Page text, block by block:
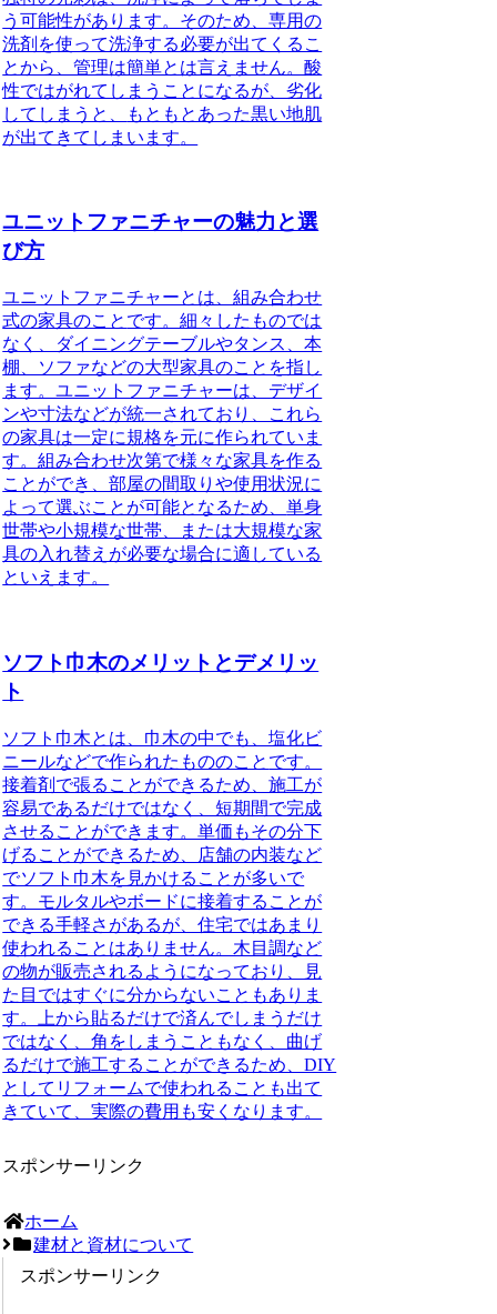
う可能性があります。そのため、専用の
洗剤を使って洗浄する必要が出てくるこ
とから、管理は簡単とは言えません。酸
性ではがれてしまうことになるが、劣化
してしまうと、
もともとあった黒い地肌
が出てきてしまいます。
ユニットファニチャーの魅力と選
び方
ユニットファニチャーとは、組み合わせ
式の家具のこと です。細々したものでは
なく、ダイニングテーブルやタンス、本
棚、ソファなどの大型家具のことを指し
ます。ユニットファニチャーは、デザイ
ンや寸法などが統一されており、これら
の家具は一定に規格を元に作られていま
す。組み合わせ次第で様々な家具を作る
ことができ、部屋の間取りや使用状況に
よって選ぶことが可能となるため、単身
世帯や小規模な世帯、または大規模な家
具の入れ替えが必要な場合に適している
といえます。
ソフト巾木のメリットとデメリッ
ト
ソフト巾木とは、巾木の中でも、塩化ビ
ニールなどで作られたもののこと です。
接着剤で張ることができるため、施工が
容易であるだけではなく、短期間で完成
させることができます。単価もその分下
げることができるため、店舗の内装など
でソフト巾木を見かけることが多いで
す。モルタルやボードに接着することが
できる手軽さがあるが、住宅ではあまり
使われることはありません。木目調など
の物が販売されるようになっており、見
た目ではすぐに分からないこともありま
す。上から貼るだけで済んでしまうだけ
ではなく、角をしまうこともなく、曲げ
るだけで施工することができるため、DIY
としてリフォームで使われることも出て
きていて、実際の費用も安くなります。
スポンサーリンク
ホーム
建材と資材について
スポンサーリンク